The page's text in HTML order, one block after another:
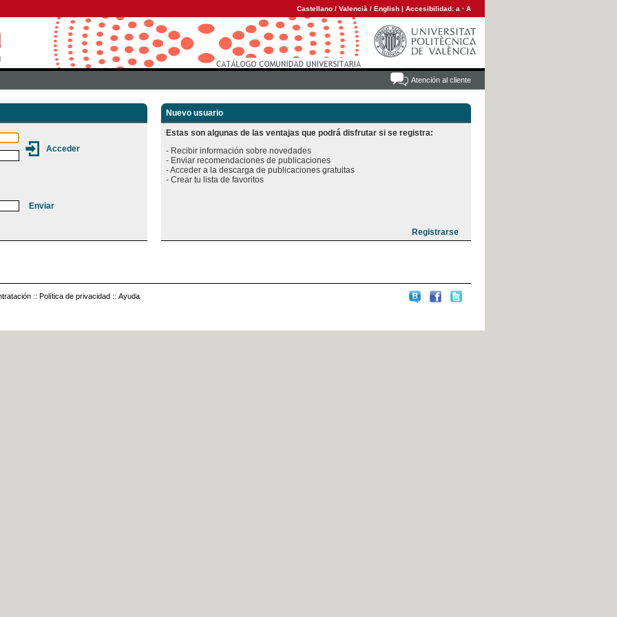
Castellano / Valencià / English | Accesibilidad: a · A
Atención al cliente
Nuevo usuario
Estas son algunas de las ventajas que podrá disfrutar si se registra:
- Recibir información sobre novedades
- Enviar recomendaciones de publicaciones
- Acceder a la descarga de publicaciones gratuitas
:: Política de privacidad :: Ayuda